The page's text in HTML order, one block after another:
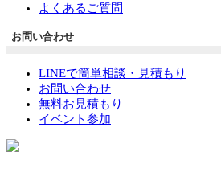
よくあるご質問
お問い合わせ
LINEで簡単相談・見積もり
お問い合わせ
無料お見積もり
イベント参加